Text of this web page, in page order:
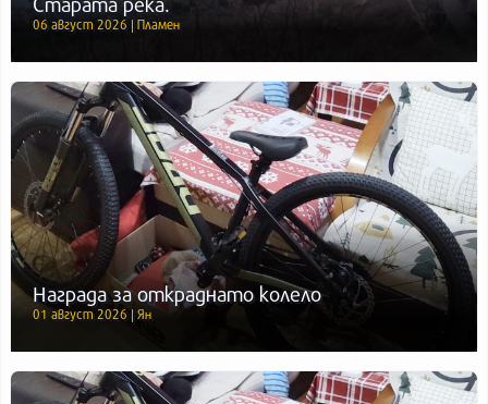
06 август 2026 | Пламен
Награда за откраднато колело
01 август 2026 | Ян